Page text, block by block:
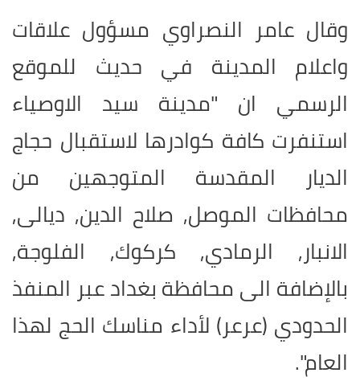
وقال عامر النصراوي مسؤول علاقات
واعلام المدينة في حديث للموقع
الرسمي ان "مدينة سيد الاوصياء
استنفرت كافة كوادرها لاستقبال حجاج
الديار المقدسة المتوجهين من
محافظات الموصل, صلاح الدين, ديالى,
الانبار, الرمادي, كركوك, الفلوجة,
بالإضافة الى محافظة بغداد عبر المنفذ
الحدودي (عرعر) لأداء مناسك الحج لهذا
العام".